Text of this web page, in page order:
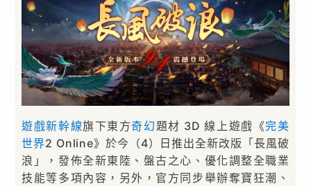
遊戲新幹線旗下東方奇幻題材 3D 線上遊戲《完美
世界2 Online》於今（4）日推出全新改版「長風破
浪」，發佈全新東陸、盤古之心、優化調整全職業
技能等多項內容，另外，官方同步舉辦奪寶狂潮、